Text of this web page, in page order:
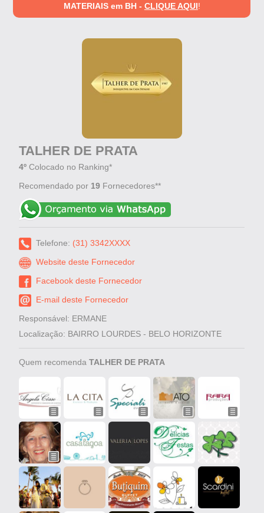
MATERIAIS em BH - CLIQUE AQUI!
TALHER DE PRATA
4º Colocado no Ranking*
Recomendado por 19 Fornecedores**
Telefone: (31) 3342XXXX
Website deste Fornecedor
Facebook deste Fornecedor
E-mail deste Fornecedor
Responsável: ERMANE
Localização: BAIRRO LOURDES - BELO HORIZONTE
Quem recomendaTALHER DE PRATA